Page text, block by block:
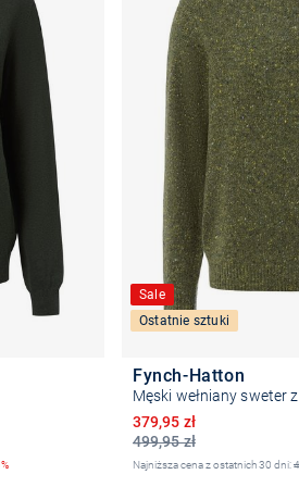
Sale
Ostatnie sztuki
Fynch-Hatton
Męski wełniany sweter
499,95 zł
Obniżona cena
379,95 zł
Najniższa cena z ostatnich 30 dni: